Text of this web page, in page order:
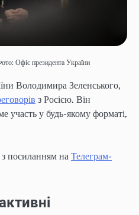
Офіс президента України
Володимира Зеленського,
з Росією. Він
участь у будь-якому форматі,
з посиланням на Телеграм-